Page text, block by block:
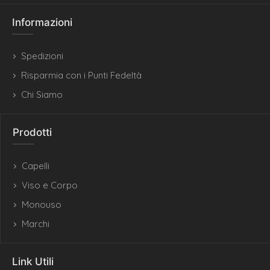
Informazioni
Spedizioni
Risparmia con i Punti Fedeltà
Chi Siamo
Prodotti
Capelli
Viso e Corpo
Monouso
Marchi
Link Utili